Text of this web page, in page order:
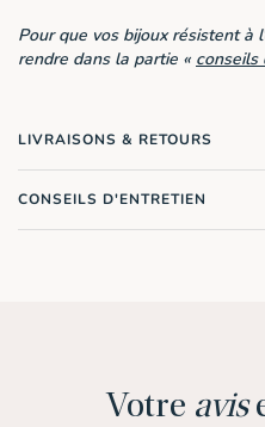
Pour que vos bijoux résistent à
rendre dans la partie « conseils
LIVRAISONS & RETOURS
CONSEILS D'ENTRETIEN
Votre avis